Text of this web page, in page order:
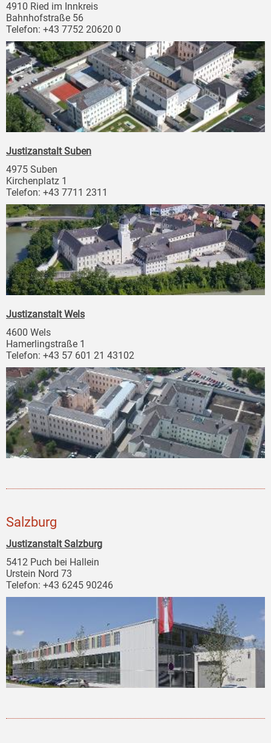
4910 Ried im Innkreis
Bahnhofstraße 56
Telefon: +43 7752 20620 0
Justizanstalt Suben
4975 Suben
Kirchenplatz 1
Telefon: +43 7711 2311
Justizanstalt Wels
4600 Wels
Hamerlingstraße 1
Telefon: +43 57 601 21 43102
Salzburg
Justizanstalt Salzburg
5412 Puch bei Hallein
Urstein Nord 73
Telefon: +43 6245 90246